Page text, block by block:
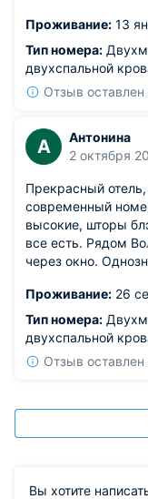
локации, в самом
Проживание: 13
Тип номера:
двухспальной
Отзыв
А
Антонина
2 октября
Прекрасный
современный
высокие, шторы
все есть. Рядом
через окно.
Проживание: 26
Тип номера:
двухспальной
Отзыв
Вы хотите